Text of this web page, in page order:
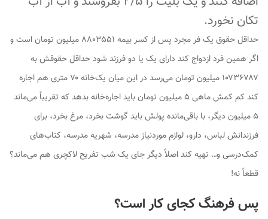
تکان نخورد.
حداقل حقوق یک فر مجرد پس از کسر بیمه ۸۸۰۳۵۵۱ میلیون تومان است و
اگر همین فرد ازدواج کند دارای یک یا دو فرزند شود حداقل حقوقش به
۱۰۷۳۶۷۸۷ میلیون تومان می‌رسد در این میان یک‌خانه ۷۰ متری هم اجاره
کند کم کمش ماهی ۵ میلیون تومان باید اجاره‌خانه بدهد که تقریباً می‌ماند
۵ میلیون دیگر، با باقی‌مانده پولش باید گوشت بخرد، مرغ بخرد، برای
فرزندانش لباس، دارو، لوازم موردنیاز مدرسه، شهریه مدرسه، کتاب‌های
کمک‌درسی و… تهیه کند اصلاً دیگر جای یک شب تفریح لاکچری هم می‌ماند؟
قطعاً نه!
پس فرهنگ کجای کار است؟